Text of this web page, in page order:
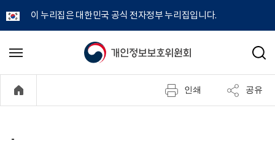
이 누리집은 대한민국 공식 전자정부 누리집입니다.
개
정
메
기
검
인쇄 공유
-